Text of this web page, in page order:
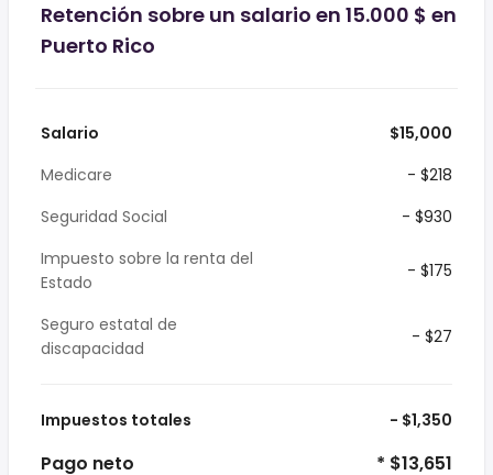
Retención sobre un salario en 15.000 $ en
Puerto Rico
Salario
$15,000
Medicare
- $218
Seguridad Social
- $930
Impuesto sobre la renta del
Estado
- $175
Seguro estatal de
discapacidad
- $27
Impuestos totales - $1,350
Pago neto * $13,651